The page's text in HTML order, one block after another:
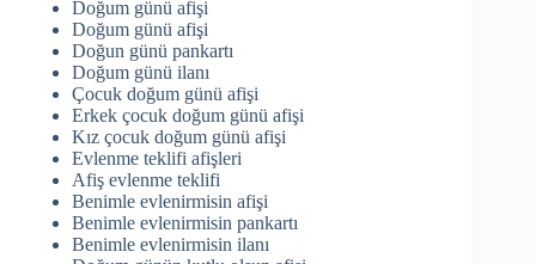
Doğum günü afişi
Doğum günü afişi
Doğun günü pankartı
Doğum günü ilanı
Çocuk doğum günü afişi
Erkek çocuk doğum günü afişi
Kız çocuk doğum günü afişi
Evlenme teklifi afişleri
Afiş evlenme teklifi
Benimle evlenirmisin afişi
Benimle evlenirmisin pankartı
Benimle evlenirmisin ilanı